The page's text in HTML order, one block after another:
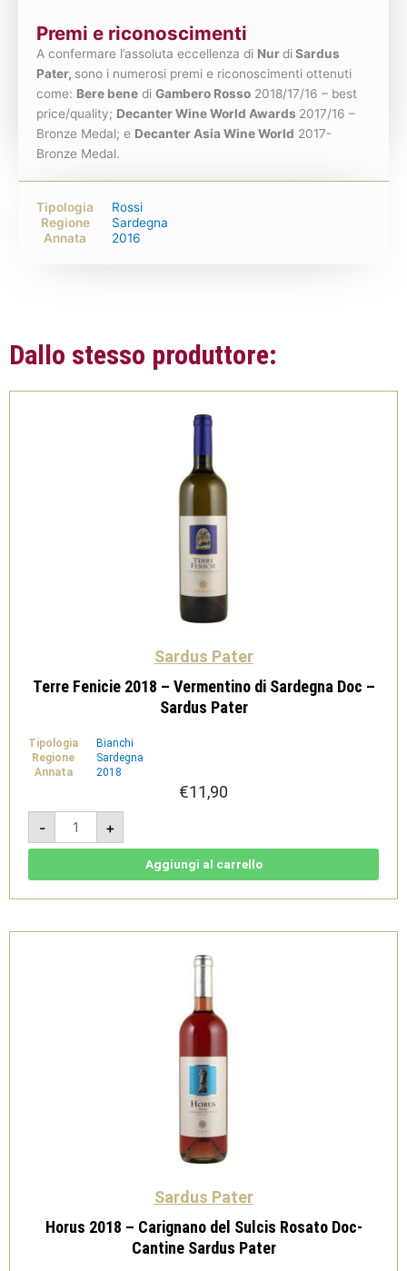
Premi e riconoscimenti
A confermare l’assoluta eccellenza di NurdiSardus
Pater, sono i numerosi premi e riconoscimenti ottenuti
come: Bere bene di Gambero Rosso 2018/17/16 – best
price/quality; Decanter Wine World Awards 2017/16 –
Bronze Medal; e Decanter Asia Wine World 2017-
Bronze Medal.
Tipologia
Rossi
Regione
Sardegna
Annata
2016
Dallo stesso produttore:
Sardus Pater
Terre Fenicie 2018 – Vermentino di Sardegna Doc –
Sardus Pater
Tipologia
Bianchi
Regione
Sardegna
Annata
2018
€11,90
-
Terre
Fenicie
2018
-
Doc
Pater
+
Aggiungi al carrello
Sardus Pater
Horus 2018 – Carignano del Sulcis Rosato Doc-
Cantine Sardus Pater